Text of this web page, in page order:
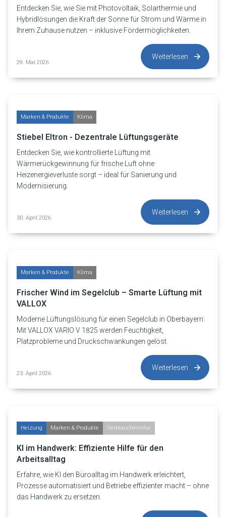
Entdecken Sie, wie Sie mit Photovoltaik, Solarthermie und
Hybridlösungen die Kraft der Sonne für Strom und Wärme in
Ihrem Zuhause nutzen – inklusive Fördermöglichkeiten.
29. Mai 2026
Weiterlesen
Marken & Produkte Klima
Stiebel Eltron - Dezentrale Lüftungsgeräte
Entdecken Sie, wie kontrollierte Lüftung mit
Wärmerückgewinnung für frische Luft ohne
Heizenergieverluste sorgt – ideal für Sanierung und
Modernisierung.
30. April 2026
Weiterlesen
Marken & Produkte Klima
Frischer Wind im Segelclub – Smarte Lüftung mit
VALLOX
Moderne Lüftungslösung für einen Segelclub in Oberbayern:
Mit VALLOX VARIO V 1825 werden Feuchtigkeit,
Platzprobleme und Druckschwankungen gelöst.
23. April 2026
Weiterlesen
Heizung Marken & Produkte Verbraucherinfos
KI im Handwerk: Effiziente Hilfe für den
Arbeitsalltag
Erfahre, wie KI den Büroalltag im Handwerk erleichtert,
Prozesse automatisiert und Betriebe effizienter macht – ohne
das Handwerk zu ersetzen.